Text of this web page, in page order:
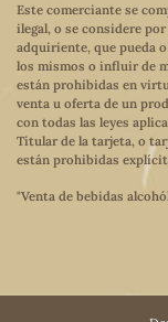
Este comerciante se
ilegal, o se considere
adquiriente, que pueda
los mismos o influir de
están prohibidas en
venta u oferta de un
con todas las leyes
Titular de la tarjeta, o
están prohibidas
"Venta de bebidas